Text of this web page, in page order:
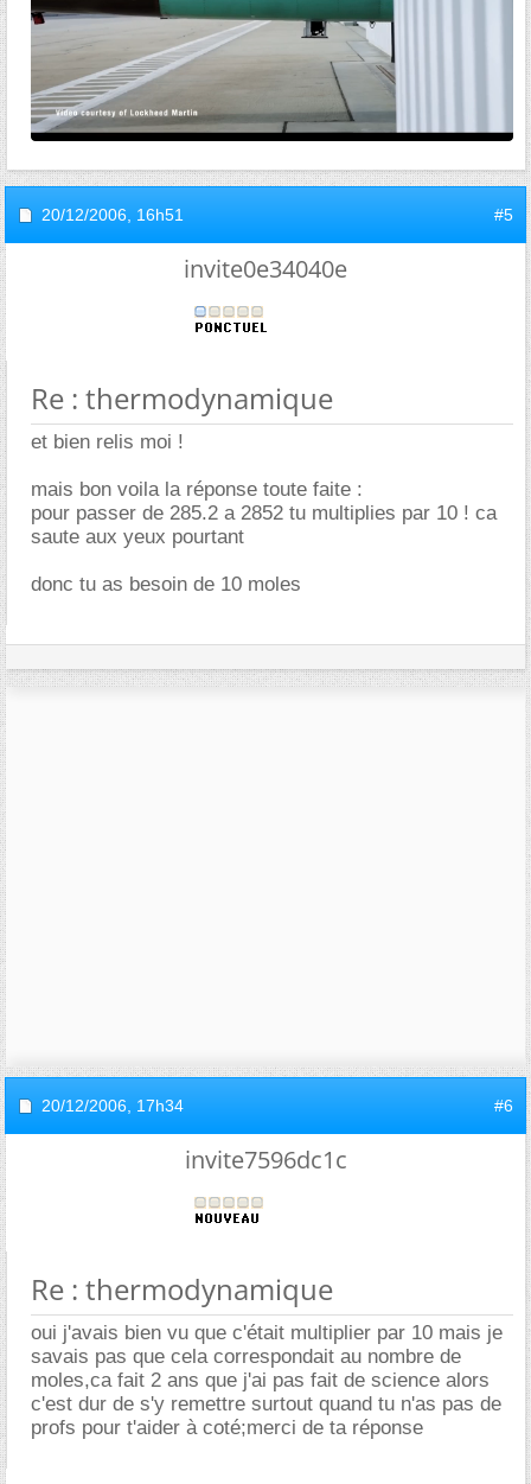
20/12/2006, 16h51 #5
invite0e34040e
Re : thermodynamique
et bien relis moi !
mais bon voila la réponse toute faite :
pour passer de 285.2 a 2852 tu multiplies par 10 ! ca
saute aux yeux pourtant
donc tu as besoin de 10 moles
20/12/2006, 17h34 #6
invite7596dc1c
Re : thermodynamique
oui j'avais bien vu que c'était multiplier par 10 mais je
savais pas que cela correspondait au nombre de
moles,ca fait 2 ans que j'ai pas fait de science alors
c'est dur de s'y remettre surtout quand tu n'as pas de
profs pour t'aider à coté;merci de ta réponse